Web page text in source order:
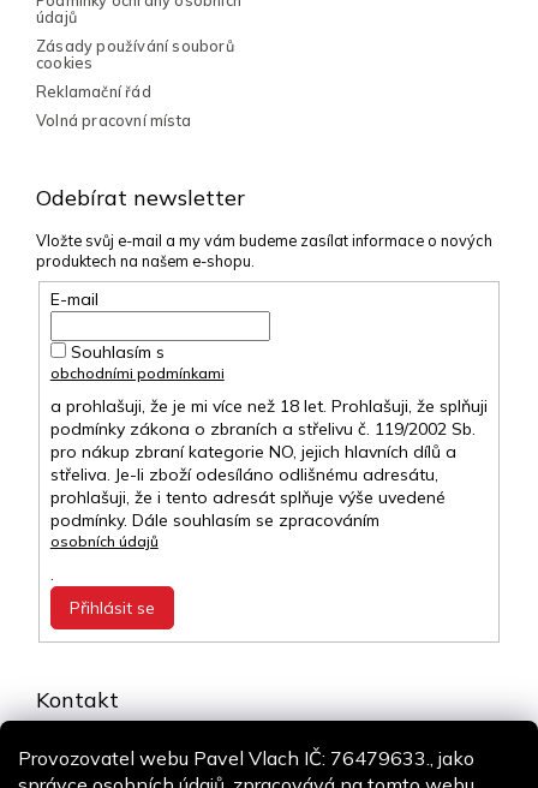
Provozovatel webu Pavel Vlach IČ: 76479633., jako
Odebírat newsletter
Vložte svůj e-mail a my vám budeme zasílat informace o nových
produktech na našem e-shopu.
E-mail
Souhlasím s
obchodními podmínkami
a prohlašuji, že je mi více než 18 let. Prohlašuji, že splňuji
podmínky zákona o zbraních a střelivu č. 119/2002 Sb.
pro nákup zbraní kategorie NO, jejich hlavních dílů a
střeliva. Je-li zboží odesíláno odlišnému adresátu,
prohlašuji, že i tento adresát splňuje výše uvedené
podmínky. Dále souhlasím se zpracováním
osobních údajů
.
Přihlásit se
Kontakt
+420 775 106 530
údajů
Zásady používání souborů
cookies
Reklamační řád
Volná pracovní místa